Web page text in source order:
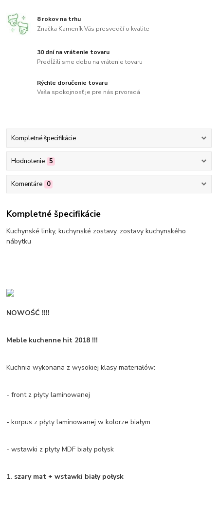
8 rokov na trhu
Značka Kameník Vás presvedčí o kvalite
30 dní na vrátenie tovaru
Predĺžili sme dobu na vrátenie tovaru
Rýchle doručenie tovaru
Vaša spokojnosť je pre nás prvoradá
Kompletné špecifikácie
Hodnotenie 5
Komentáre 0
Kompletné špecifikácie
Kuchynské linky, kuchynské zostavy, zostavy kuchynského
nábytku
NOWOŚĆ !!!!
Meble kuchenne hit 2018 !!!
Kuchnia wykonana z wysokiej klasy materiałów:
- front z płyty laminowanej
- korpus z płyty laminowanej w kolorze białym
- wstawki z płyty MDF biały połysk
1. szary mat + wstawki biały połysk